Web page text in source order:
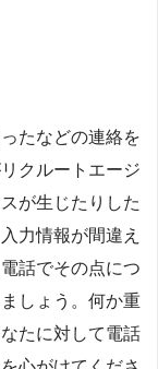
たなどの連絡を
クルートエージ
が生じたりした
力情報が間違え
話でその点につ
しょう。何か重
たに対して電話